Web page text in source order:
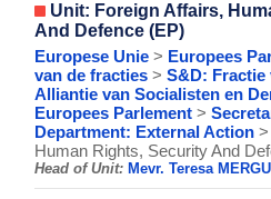
Unit: Foreign Affairs,
And Defence (EP)
Europese Unie > Europees
van de fracties > S&D: Fractie
Alliantie van Socialisten en
Europees Parlement >
Department: External Action
Human Rights, Security And
Head of Unit: Mevr. Teresa